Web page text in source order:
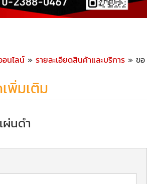
นไลน์ » รายละเอียดสินค้าและบริการ » ขอ
พิ่มเติม
นดำ